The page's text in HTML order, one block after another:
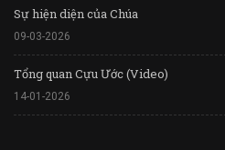
Sự hiện diện của Chúa
09-03-2026
Tổng quan Cựu Ước (Video)
14-01-2026